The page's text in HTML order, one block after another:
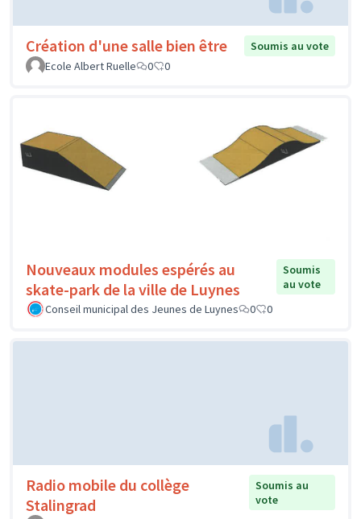
Création d'une salle bien être
Soumis au vote
Ecole Albert Ruelle
0 0
Nouveaux modules espérés au
skate-park de la ville de Luynes
Soumis
au vote
Conseil municipal des Jeunes de Luynes
0 0
Radio mobile du collège
Stalingrad
Soumis au
vote